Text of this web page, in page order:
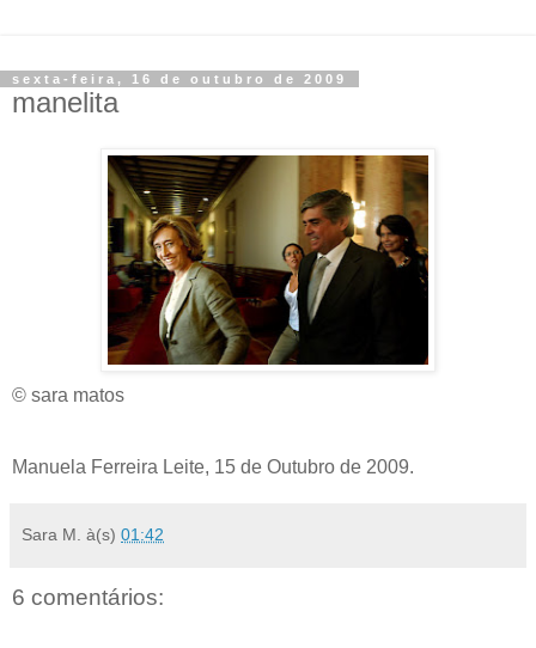
sexta-feira, 16 de outubro de 2009
manelita
© sara matos
Manuela Ferreira Leite, 15 de Outubro de 2009.
Sara M. à(s) 01:42
6 comentários: